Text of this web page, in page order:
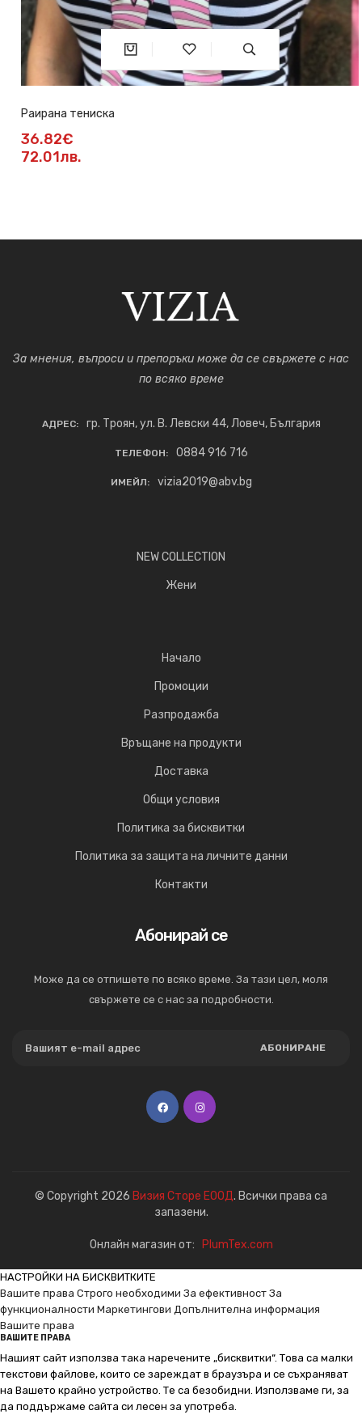
Раирана тениска
36.82€
72.01лв.
За мнения, въпроси и препоръки може да се свържете с нас
по всяко време
АДРЕС: гр. Троян, ул. В. Левски 44, Ловеч, България
ТЕЛЕФОН: 0884 916 716
ИМЕЙЛ: vizia2019@abv.bg
NEW COLLECTION
Жени
Начало
Промоции
Разпродажба
Връщане на продукти
Доставка
Общи условия
Политика за бисквитки
Политика за защита на личните данни
Контакти
Абонирай се
Може да се отпишете по всяко време. За тази цел, моля
свържете се с нас за подробности.
АБОНИРАНЕ
© Copyright 2026 Визия Сторе ЕООД. Всички права са
запазени.
Онлайн магазин от: PlumTex.com
НАСТРОЙКИ НА БИСКВИТКИТЕ
Вашите права Строго необходими За ефективност За
функционалности Маркетингови Допълнителна информация
Вашите права
ВАШИТЕ ПРАВА
Нашият сайт използва така наречените „бисквитки“. Това са малки
текстови файлове, които се зареждат в браузъра и се съхраняват
на Вашето крайно устройство. Те са безобидни. Използваме ги, за
да поддържаме сайта си лесен за употреба.